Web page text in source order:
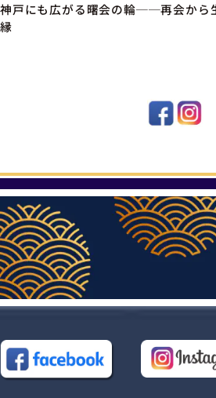
神戸にも広がる曙会の輪──再会から
縁